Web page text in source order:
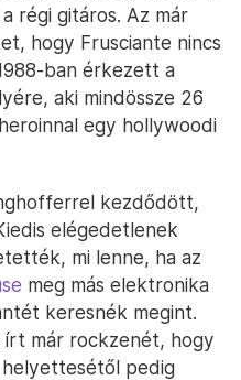
régi gitáros. Az már
hogy Frusciante nincs
ban érkezett a
aki mindössze 26
egy hollywoodi
kezdődött,
elégedetlenek
mi lenne, ha az
meg más elektronika
keresnék megint.
már rockzenét, hogy
helyettesétől pedig